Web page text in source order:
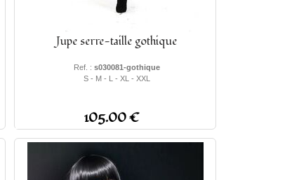
Jupe serre-taille gothique
Ref. : s030081-gothique
S - M - L - XL - XXL
105.00 €